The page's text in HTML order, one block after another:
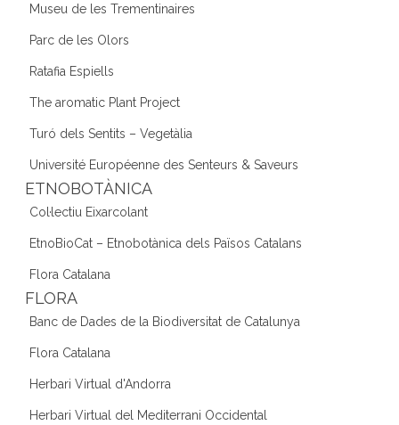
Museu de les Trementinaires
Parc de les Olors
Ratafia Espiells
The aromatic Plant Project
Turó dels Sentits – Vegetàlia
Université Européenne des Senteurs & Saveurs
ETNOBOTÀNICA
Col·lectiu Eixarcolant
EtnoBioCat – Etnobotànica dels Països Catalans
Flora Catalana
FLORA
Banc de Dades de la Biodiversitat de Catalunya
Flora Catalana
Herbari Virtual d'Andorra
Herbari Virtual del Mediterrani Occidental